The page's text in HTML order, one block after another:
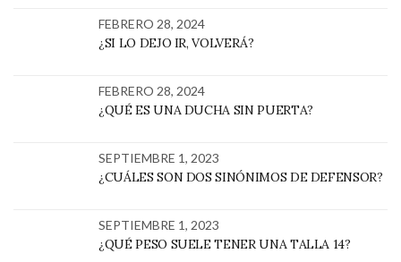
FEBRERO 28, 2024
¿SI LO DEJO IR, VOLVERÁ?
FEBRERO 28, 2024
¿QUÉ ES UNA DUCHA SIN PUERTA?
SEPTIEMBRE 1, 2023
¿CUÁLES SON DOS SINÓNIMOS DE DEFENSOR?
SEPTIEMBRE 1, 2023
¿QUÉ PESO SUELE TENER UNA TALLA 14?